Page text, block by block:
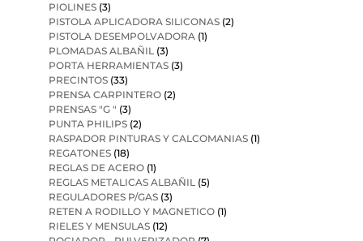
PIOLINES (3)
PISTOLA APLICADORA SILICONAS (2)
PISTOLA DESEMPOLVADORA (1)
PLOMADAS ALBAÑIL (3)
PORTA HERRAMIENTAS (3)
PRECINTOS (33)
PRENSA CARPINTERO (2)
PRENSAS "G " (3)
PUNTA PHILIPS (2)
RASPADOR PINTURAS Y CALCOMANIAS (1)
REGATONES (18)
REGLAS DE ACERO (1)
REGLAS METALICAS ALBAÑIL (5)
REGULADORES P/GAS (3)
RETEN A RODILLO Y MAGNETICO (1)
RIELES Y MENSULAS (12)